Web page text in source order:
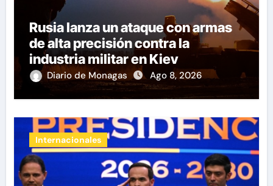
Rusia lanza un ataque con armas
de alta precisión contra la
industria militar en Kiev
Diario de Monagas Ago 8, 2026
Internacionales